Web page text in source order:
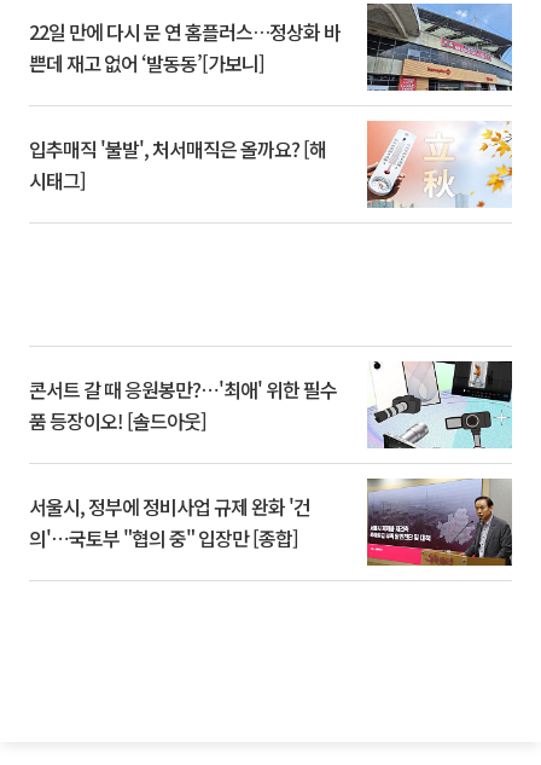
22일 만에 다시 문 연 홈플러스…정상화 바
쁜데 재고 없어 ‘발동동’[가보니]
입추매직 '불발', 처서매직은 올까요? [해
시태그]
콘서트 갈 때 응원봉만?⋯'최애' 위한 필수
품 등장이오! [솔드아웃]
서울시, 정부에 정비사업 규제 완화 '건
의'⋯국토부 "협의 중" 입장만 [종합]